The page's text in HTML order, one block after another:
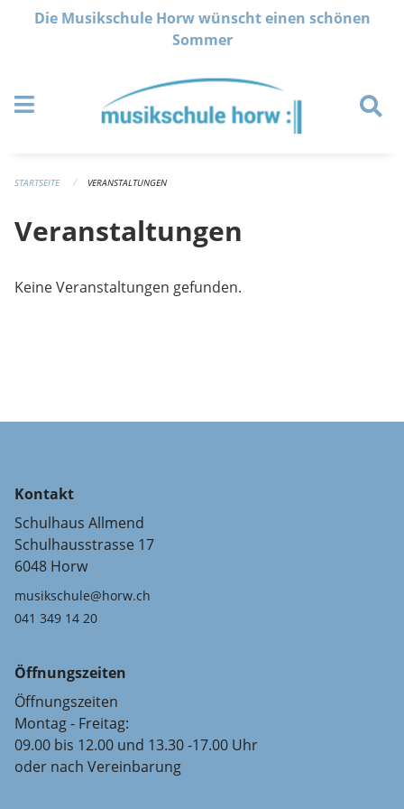
Navigation überspringen
Die Musikschule Horw wünscht einen schönen
Sommer
STARTSEITE VERANSTALTUNGEN
Veranstaltungen
Keine Veranstaltungen gefunden.
Kontakt
Schulhaus Allmend
Schulhausstrasse 17
6048 Horw
musikschule@horw.ch
041 349 14 20
Öffnungszeiten
Öffnungszeiten
Montag - Freitag:
09.00 bis 12.00 und 13.30 -17.00 Uhr
oder nach Vereinbarung